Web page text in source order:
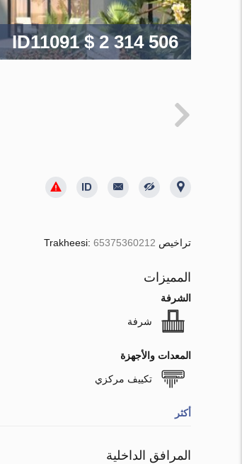
ID11091$ 2 314 506
تراخيص Trakheesi: 65375360212
المميزات
الشرفة
شرفة
المعدات والأجهزة
تكييف مركزي
أكثر
المرافق الداخلية